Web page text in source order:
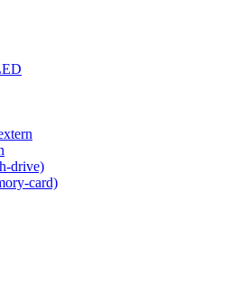
drive)
card)